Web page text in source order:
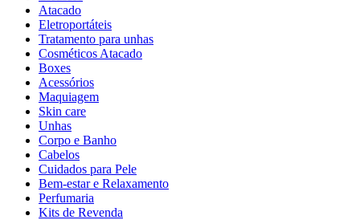
Atacado
Eletroportáteis
Tratamento para unhas
Cosméticos Atacado
Boxes
Acessórios
Maquiagem
Skin care
Unhas
Corpo e Banho
Cabelos
Cuidados para Pele
Bem-estar e Relaxamento
Perfumaria
Kits de Revenda